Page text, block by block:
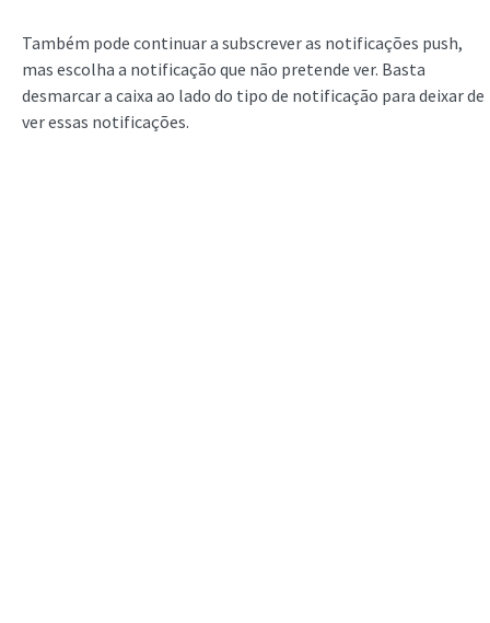
Também pode continuar a subscrever as notificações push,
mas escolha a notificação que não pretende ver. Basta
desmarcar a caixa ao lado do tipo de notificação para deixar de
ver essas notificações.